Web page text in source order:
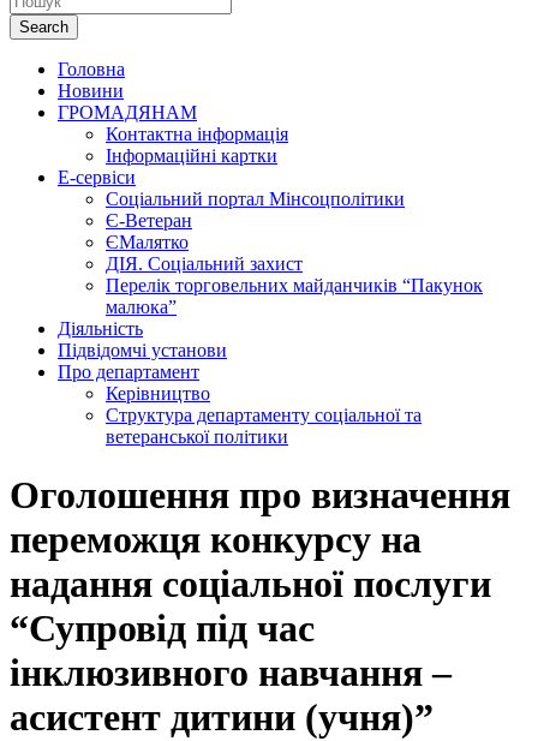
Search
Головна
Новини
ГРОМАДЯНАМ
Контактна інформація
Інформаційні картки
Е-сервіси
Соціальний портал Мінсоцполітики
Є-Ветеран
ЄМалятко
ДІЯ. Соціальний захист
Перелік торговельних майданчиків “Пакунок
малюка”
Діяльність
Підвідомчі установи
Про департамент
Керівництво
Структура департаменту соціальної та
ветеранської політики
Оголошення про визначення
переможця конкурсу на
надання соціальної послуги
“Супровід під час
інклюзивного навчання –
асистент дитини (учня)”